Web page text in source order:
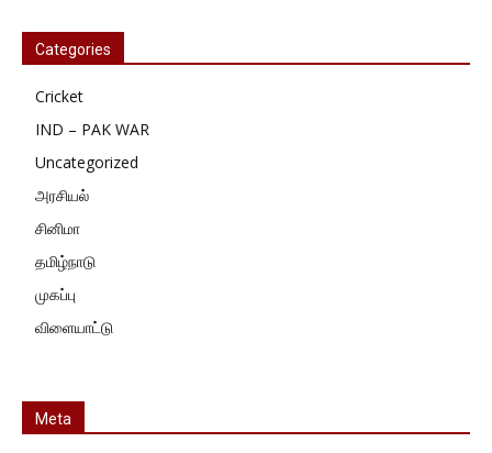
Categories
Cricket
IND – PAK WAR
Uncategorized
அரசியல்
சினிமா
தமிழ்நாடு
முகப்பு
விளையாட்டு
Meta